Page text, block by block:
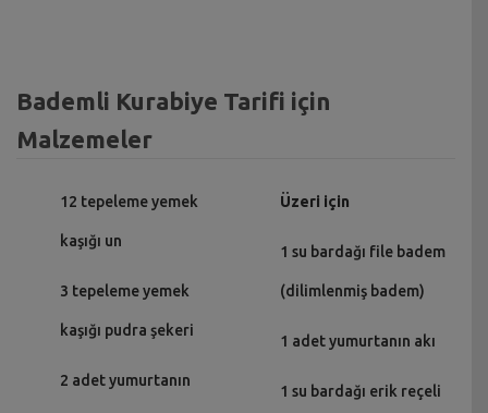
Bademli Kurabiye Tarifi için
Malzemeler
12 tepeleme yemek
kaşığı un
3 tepeleme yemek
kaşığı pudra şekeri
2 adet yumurtanın
Üzeri için
1 su bardağı file badem
(dilimlenmiş badem)
1 adet yumurtanın akı
1 su bardağı erik reçeli